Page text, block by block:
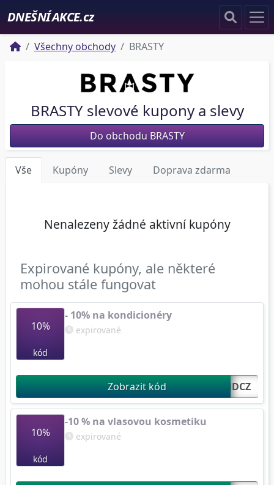
DNEŠNÍ AKCE.cz
Všechny obchody BRASTY
BRASTY slevové kupony a slevy
Do obchodu BRASTY
Vše Kupóny Slevy Doprava zdarma
Nenalezeny žádné aktivní kupóny
Expirované kupóny, ale některé
mohou stále fungovat
10%
kód
- 10% na kondicionéry
expirované
Zobrazit kód CONDCZ...
10%
kód
-10 % na vlasovou kosmetiku
expirované